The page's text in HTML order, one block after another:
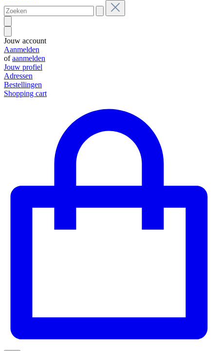
Jouw account
Aanmelden
ofaanmelden
Jouw profiel
Adressen
Bestellingen
Shopping cart